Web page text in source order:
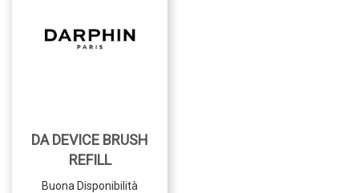
DA DEVICE BRUSH
REFILL
Buona Disponibilità